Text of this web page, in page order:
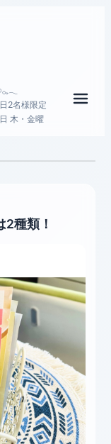
2名様限定
木・金曜
種類！